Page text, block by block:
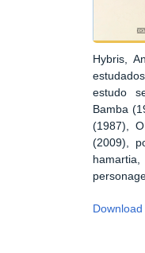
Hybris,
estudo
Bamba
(1987),
(2009),
Download